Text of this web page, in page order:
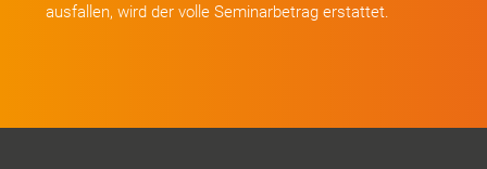
ausfallen, wird der volle Seminarbetrag erstattet.